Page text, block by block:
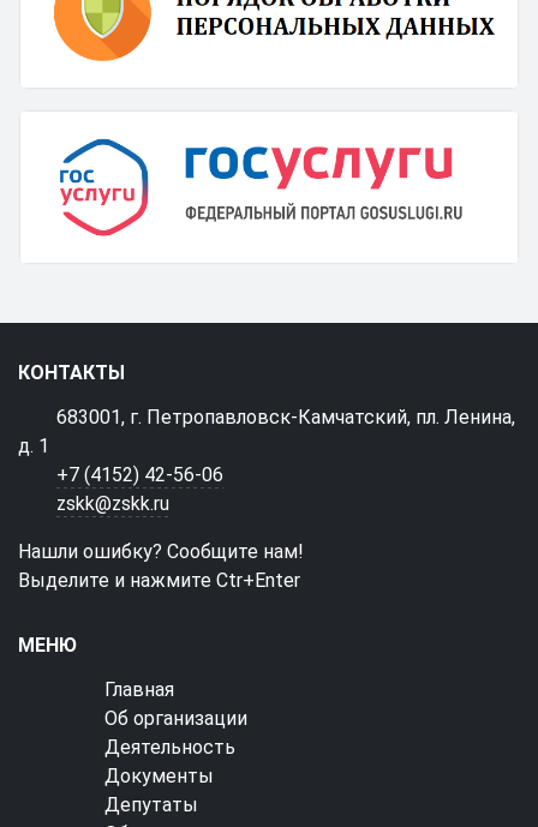
КОНТАКТЫ
683001, г. Петропавловск-Камчатский, пл. Ленина,
д. 1
+7 (4152) 42-56-06
zskk@zskk.ru
Нашли ошибку? Сообщите нам!
Выделите и нажмите Ctr+Enter
МЕНЮ
Главная
Об организации
Деятельность
Документы
Депутаты